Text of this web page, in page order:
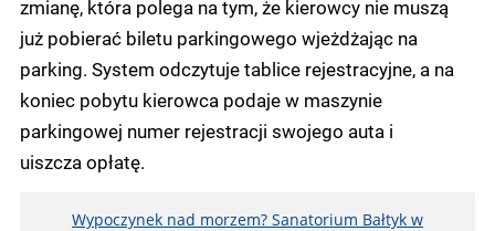
zmianę, która polega na tym, że kierowcy nie muszą
już pobierać biletu parkingowego wjeżdżając na
parking. System odczytuje tablice rejestracyjne, a na
koniec pobytu kierowca podaje w maszynie
parkingowej numer rejestracji swojego auta i
uiszcza opłatę.
Wypoczynek nad morzem? Sanatorium Bałtyk w